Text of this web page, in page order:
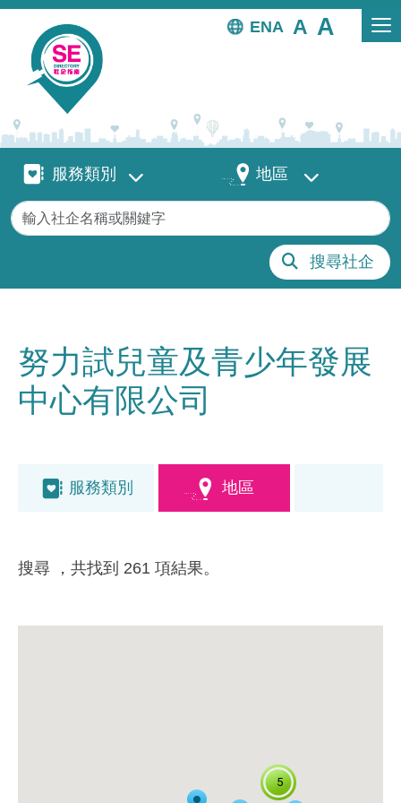
移至主內容
EN
服務類別服務類別 地區 地區
關鍵字
搜尋社企
努力試兒童及青少年發展
中心有限公司
服務類別 地區
搜尋 ，共找到 261 項結果。
5